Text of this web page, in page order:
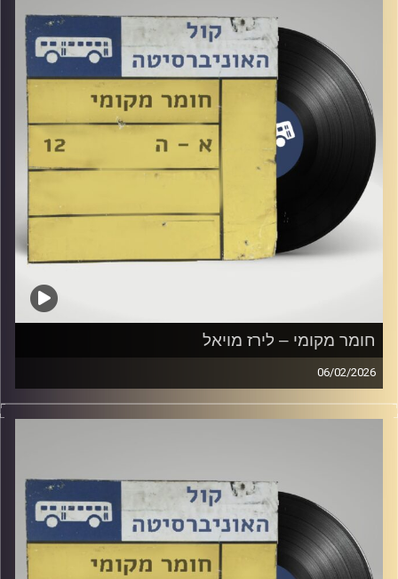
חומר מקומי – לירז מויאל
06/02/2026
שעה של מוזיקה ישראלית עם לירז מויאל